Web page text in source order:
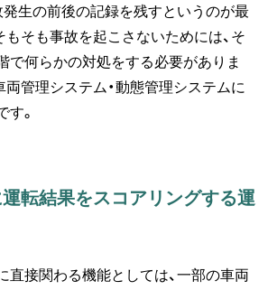
発生の前後の記録を残すというのが最
もそも事故を起こさないためには、そ
で何らかの対処をする必要がありま
両管理システム・動態管理システムに
す。
転結果をスコアリングする運
直接関わる機能としては、一部の車両